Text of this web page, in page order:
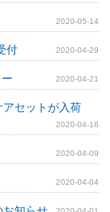
2020-05-14
付 2020-04-29
2020-04-21
セットが入荷
2020-04-16
2020-04-09
2020-04-04